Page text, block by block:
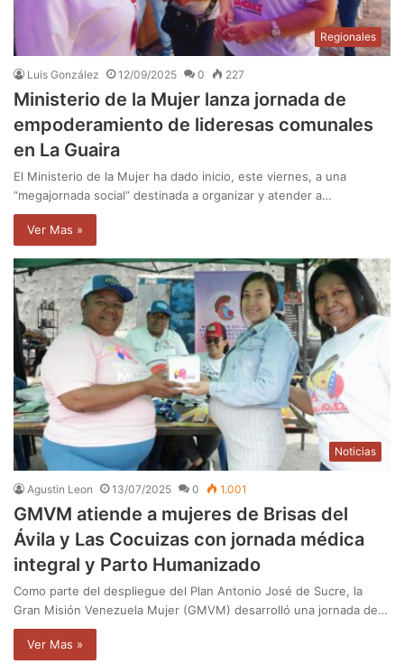
Regionales
Luis González 12/09/2025 0 227
Ministerio de la Mujer lanza jornada de
empoderamiento de lideresas comunales
en La Guaira
El Ministerio de la Mujer ha dado inicio, este viernes, a una
“megajornada social” destinada a organizar y atender a…
Ver Mas »
Noticias
Agustin Leon 13/07/2025 0 1.001
GMVM atiende a mujeres de Brisas del
Ávila y Las Cocuizas con jornada médica
integral y Parto Humanizado
Como parte del despliegue del Plan Antonio José de Sucre, la
Gran Misión Venezuela Mujer (GMVM) desarrolló una jornada de…
Ver Mas »